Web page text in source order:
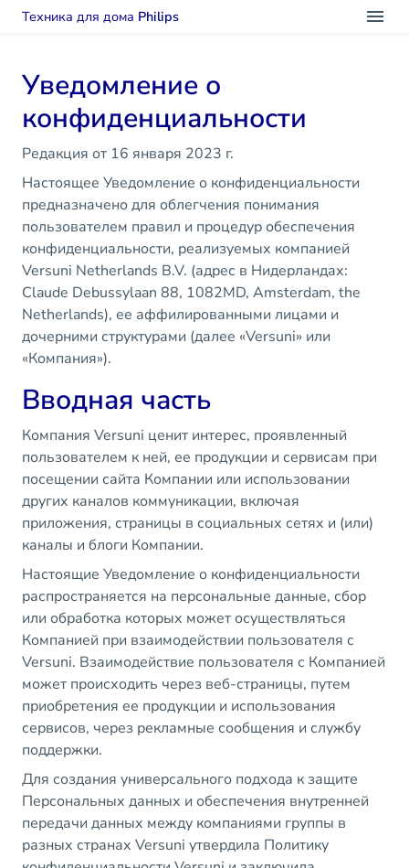
Техника для дома Philips
Уведомление о
конфиденциальности
Редакция от 16 января 2023 г.
Настоящее Уведомление о конфиденциальности
предназначено для облегчения понимания
пользователем правил и процедур обеспечения
конфиденциальности, реализуемых компанией
Versuni Netherlands B.V. (адрес в Нидерландах:
Claude Debussylaan 88, 1082MD, Amsterdam, the
Netherlands), ее аффилированными лицами и
дочерними структурами (далее «Versuni» или
«Компания»).
Вводная часть
Компания Versuni ценит интерес, проявленный
пользователем к ней, ее продукции и сервисам при
посещении сайта Компании или использовании
других каналов коммуникации, включая
приложения, страницы в социальных сетях и (или)
каналы и блоги Компании.
Настоящие Уведомление о конфиденциальности
распространяется на персональные данные, сбор
или обработка которых может осуществляться
Компанией при взаимодействии пользователя с
Versuni. Взаимодействие пользователя с Компанией
может происходить через веб-страницы, путем
приобретения ее продукции и использования
сервисов, через рекламные сообщения и службу
поддержки.
Для создания универсального подхода к защите
Персональных данных и обеспечения внутренней
передачи данных между компаниями группы в
разных странах Versuni утвердила Политику